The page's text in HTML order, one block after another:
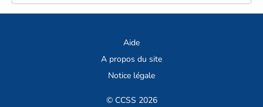
Aide
A propos du site
Notice légale
© CCSS 2026